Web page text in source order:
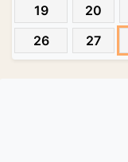
19
20
26
27